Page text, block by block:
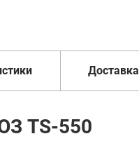
Доставка
TS-550